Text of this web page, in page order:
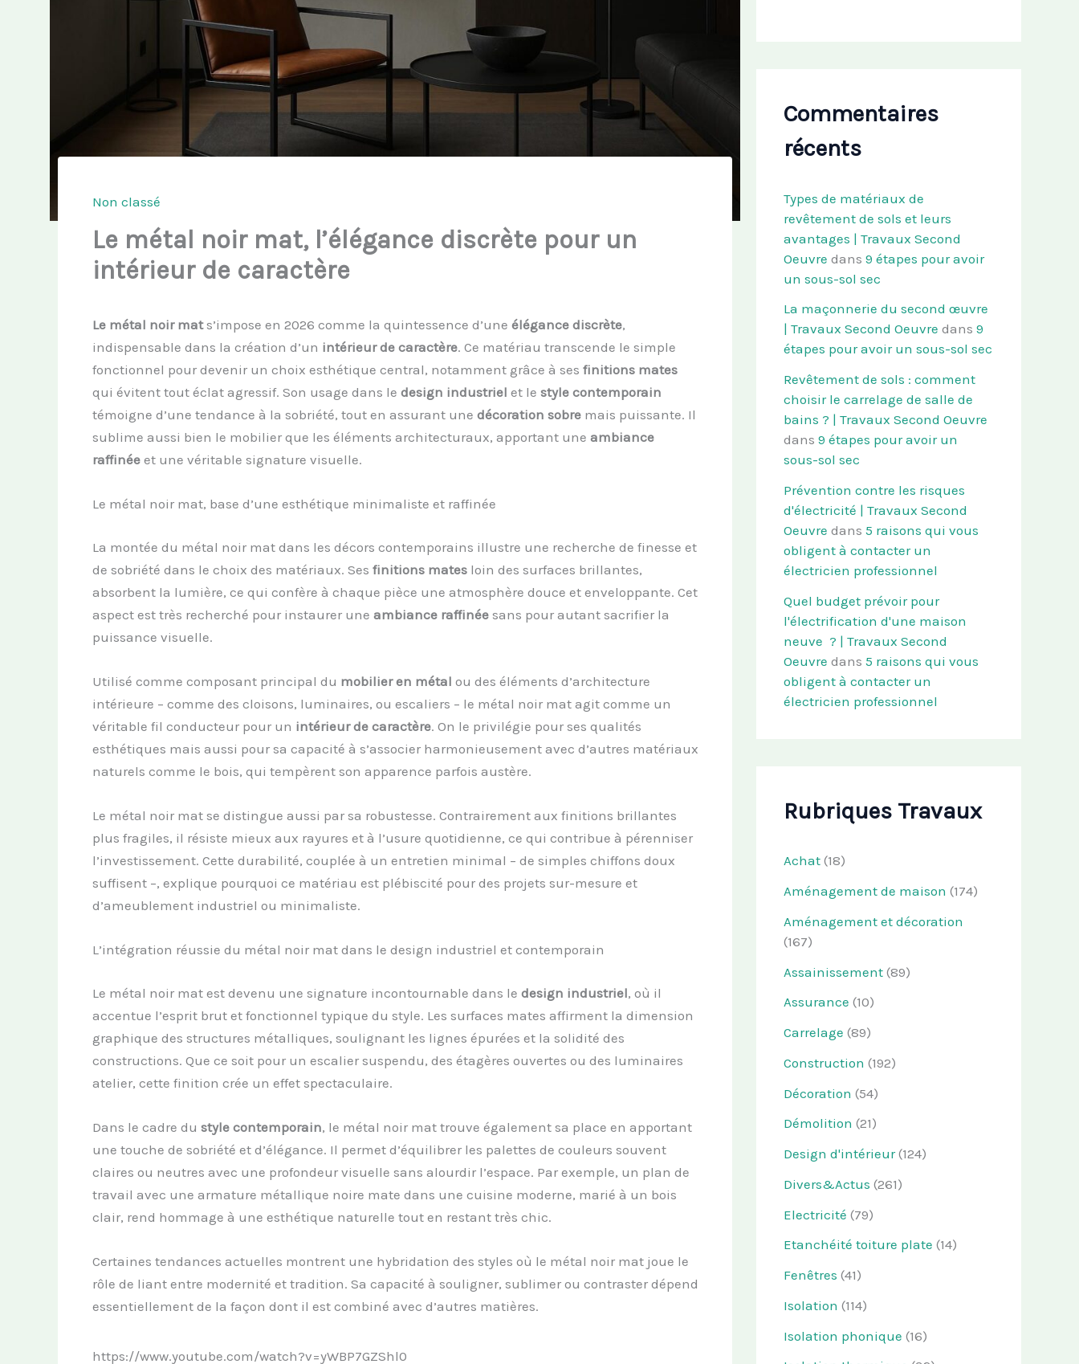
Non classé
Le métal noir mat, l’élégance discrète pour un
intérieur de caractère
Le métal noir mats’impose en 2026 comme la quintessence d’une élégance discrète,
indispensable dans la création d’un intérieur de caractère. Ce matériau transcende le simple
fonctionnel pour devenir un choix esthétique central, notamment grâce à ses finitions mates
qui évitent tout éclat agressif. Son usage dans le design industriel et le style contemporain
témoigne d’une tendance à la sobriété, tout en assurant une décoration sobremais puissante. Il
sublime aussi bien le mobilier que les éléments architecturaux, apportant une ambiance
raffinéeet une véritable signature visuelle.
Le métal noir mat, base d’une esthétique minimaliste et raffinée
La montée du métal noir mat dans les décors contemporains illustre une recherche de finesse et
de sobriété dans le choix des matériaux. Ses finitions matesloin des surfaces brillantes,
absorbent la lumière, ce qui confère à chaque pièce une atmosphère douce et enveloppante. Cet
aspect est très recherché pour instaurer une ambiance raffinéesans pour autant sacrifier la
puissance visuelle.
Utilisé comme composant principal du mobilier en métal ou des éléments d’architecture
intérieure – comme des cloisons, luminaires, ou escaliers – le métal noir mat agit comme un
véritable fil conducteur pour un intérieur de caractère. On le privilégie pour ses qualités
esthétiques mais aussi pour sa capacité à s’associer harmonieusement avec d’autres matériaux
naturels comme le bois, qui tempèrent son apparence parfois austère.
Le métal noir mat se distingue aussi par sa robustesse. Contrairement aux finitions brillantes
plus fragiles, il résiste mieux aux rayures et à l’usure quotidienne, ce qui contribue à pérenniser
l’investissement. Cette durabilité, couplée à un entretien minimal – de simples chiffons doux
suffisent –, explique pourquoi ce matériau est plébiscité pour des projets sur-mesure et
d’ameublement industriel ou minimaliste.
L’intégration réussie du métal noir mat dans le design industriel et contemporain
Le métal noir mat est devenu une signature incontournable dans le design industriel, où il
accentue l’esprit brut et fonctionnel typique du style. Les surfaces mates affirment la dimension
graphique des structures métalliques, soulignant les lignes épurées et la solidité des
constructions. Que ce soit pour un escalier suspendu, des étagères ouvertes ou des luminaires
atelier, cette finition crée un effet spectaculaire.
Dans le cadre du style contemporain, le métal noir mat trouve également sa place en apportant
une touche de sobriété et d’élégance. Il permet d’équilibrer les palettes de couleurs souvent
claires ou neutres avec une profondeur visuelle sans alourdir l’espace. Par exemple, un plan de
travail avec une armature métallique noire mate dans une cuisine moderne, marié à un bois
clair, rend hommage à une esthétique naturelle tout en restant très chic.
Certaines tendances actuelles montrent une hybridation des styles où le métal noir mat joue le
rôle de liant entre modernité et tradition. Sa capacité à souligner, sublimer ou contraster dépend
essentiellement de la façon dont il est combiné avec d’autres matières.
https://www.youtube.com/watch?v=yWBP7GZShl0
Commentaires
récents
Types de matériaux de
revêtement de sols et leurs
avantages | Travaux Second
Oeuvre dans 9 étapes pour avoir
un sous-sol sec
La maçonnerie du second œuvre
| Travaux Second Oeuvre dans 9
étapes pour avoir un sous-sol sec
Revêtement de sols : comment
choisir le carrelage de salle de
bains ? | Travaux Second Oeuvre
dans 9 étapes pour avoir un
sous-sol sec
Prévention contre les risques
d'électricité | Travaux Second
Oeuvre dans 5 raisons qui vous
obligent à contacter un
électricien professionnel
Quel budget prévoir pour
l'électrification d'une maison
neuve ? | Travaux Second
Oeuvre dans 5 raisons qui vous
obligent à contacter un
électricien professionnel
Rubriques Travaux
Achat (18)
Aménagement de maison (174)
Aménagement et décoration
(167)
Assainissement (89)
Assurance (10)
Carrelage (89)
Construction (192)
Décoration (54)
Démolition (21)
Design d'intérieur(124)
Divers&Actus (261)
Electricité (79)
Etanchéité toiture plate (14)
Fenêtres (41)
Isolation (114)
Isolation phonique (16)